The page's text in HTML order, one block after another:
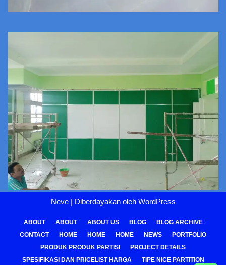
Neve| Diberdayakan oleh WordPress
ABOUT ABOUT ABOUT US BLOG
BLOG ARCHIVE
CONTACT
HOME HOME HOME NEWS
PORTFOLIO
PRODUK PRODUK PARTISI
PROJECT DETAILS
SPESIFIKASI DAN PRICELIST HARGA
TIPE NICE PARTITION